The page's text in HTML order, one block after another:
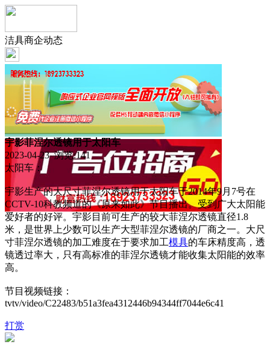
洁具商企动态
宇影菲涅尔透镜用于太阳车
2023-04-23 浏览:141
太阳车：
宇影生产的大尺寸菲涅尔透镜用于太阳车于2014年9月7号在
CCTV-10科教频道的《原来如此》节目播出。受到广大太阳能
爱好者的好评。宇影目前可生产的较大菲涅尔透镜直径1.8
米，是世界上少数可以生产大型菲涅尔透镜的厂商之一。大尺
寸菲涅尔透镜的加工难度在于要求加工模具的车床精度高，透
镜透过率大，只有高标准的菲涅尔透镜才能收集太阳能的效率
高。
节目视频链接：
tvtv/video/C22483/b51a3fea4312446b94344ff7044e6c41
打赏